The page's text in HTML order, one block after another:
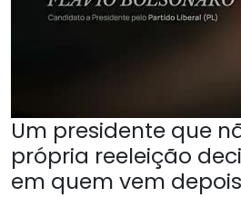
Um presidente que
própria reeleição
em quem vem